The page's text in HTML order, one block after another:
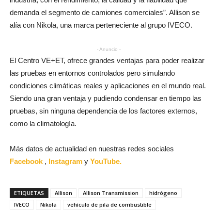
demanda el segmento de camiones comerciales”. Allison se
alía con Nikola, una marca perteneciente al grupo IVECO.
- Anuncio -
El Centro VE+ET, ofrece grandes ventajas para poder realizar
las pruebas en entornos controlados pero simulando
condiciones climáticas reales y aplicaciones en el mundo real.
Siendo una gran ventaja y pudiendo condensar en tiempo las
pruebas, sin ninguna dependencia de los factores externos,
como la climatología.
Más datos de actualidad en nuestras redes sociales
Facebook , Instagram y YouTube.
ETIQUETAS Allison Allison Transmission
hidrógeno
IVECO
Nikola
vehículo de pila de combustible